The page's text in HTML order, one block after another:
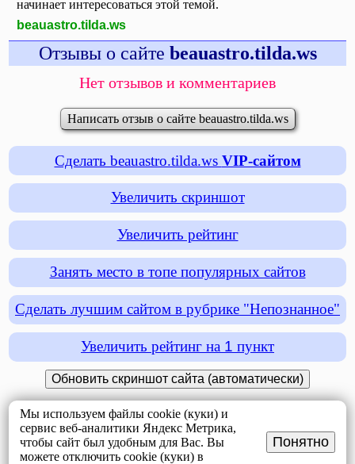
начинает интересоваться этой темой.
beauastro.tilda.ws
Отзывы о сайте beauastro.tilda.ws
Нет отзывов и комментариев
Написать отзыв о сайте beauastro.tilda.ws
Сделать beauastro.tilda.ws VIP-сайтом
Увеличить скриншот
Увеличить рейтинг
Занять место в топе популярных сайтов
Сделать лучшим сайтом в рубрике "Непознанное"
Увеличить рейтинг на 1 пункт
Мы используем файлы cookie (куки) и
сервис веб-аналитики Яндекс Метрика,
чтобы сайт был удобным для Вас. Вы
можете отключить cookie (куки) в
Понятно